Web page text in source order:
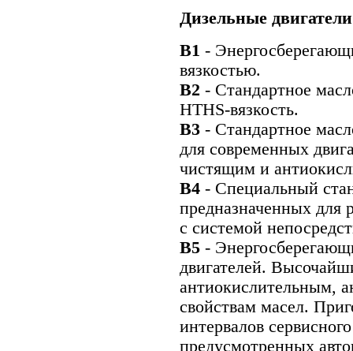
Дизельные двигатели
В1 -
вязкостью.
В2 - Стандартное
HTHS-вязкость.
В3 - Стандартное
для современных
чистящим и
В4 - Специальный
предназначенных для
с системой
В5 -
двигателей.
антиокислительным,
свойствам масел.
интервалов
предусмотренных